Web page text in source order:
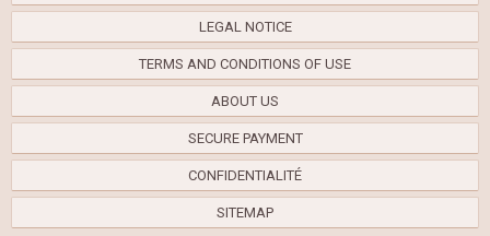
LEGAL NOTICE
TERMS AND CONDITIONS OF USE
ABOUT US
SECURE PAYMENT
CONFIDENTIALITÉ
SITEMAP